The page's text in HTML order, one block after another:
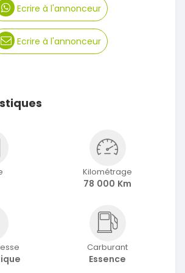
Ecrire à l'annonceur
Ecrire à l'annonceur
Kilométrage
78 000 Km
Carburant
Essence